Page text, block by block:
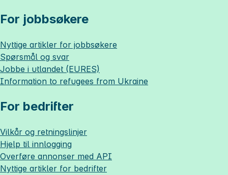
For jobbsøkere
Nyttige artikler for jobbsøkere
Spørsmål og svar
Jobbe i utlandet (EURES)
Information to refugees from Ukraine
For bedrifter
Vilkår og retningslinjer
Hjelp til innlogging
Overføre annonser med API
Nyttige artikler for bedrifter